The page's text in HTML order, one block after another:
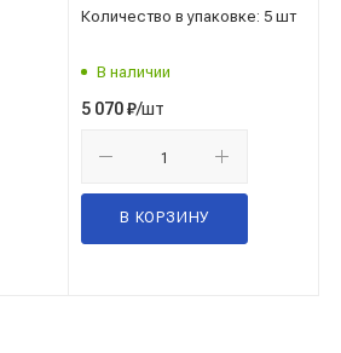
Количество в упаковке: 5 шт
В наличии
5 070₽/шт
В КОРЗИНУ